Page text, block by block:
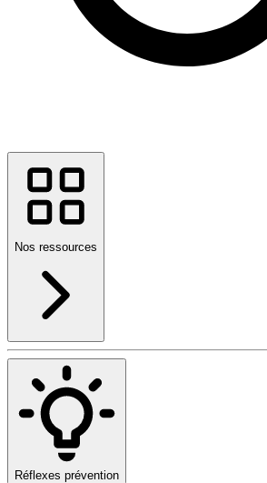
Nos ressources
Réflexes prévention